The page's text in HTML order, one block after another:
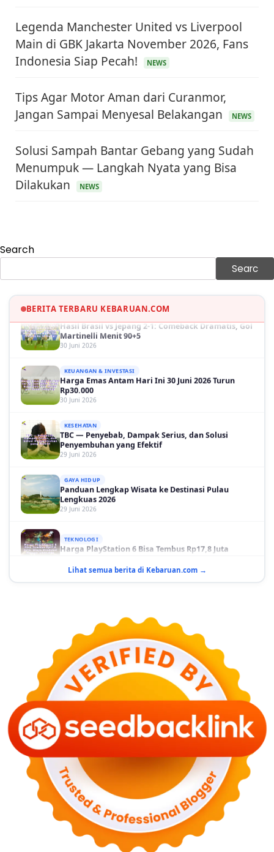
Legenda Manchester United vs Liverpool
Main di GBK Jakarta November 2026, Fans
Indonesia Siap Pecah!
NEWS
Tips Agar Motor Aman dari Curanmor,
Jangan Sampai Menyesal Belakangan
NEWS
Solusi Sampah Bantar Gebang yang Sudah
Menumpuk — Langkah Nyata yang Bisa
Dilakukan
NEWS
Search
Searc
BERITA TERBARU KEBARUAN.COM
GAYA HIDUP
Sinopsis Film Marauders, Misteri Perampokan
OLAH RAGA
Hasil Brasil vs Jepang 2-1: Comeback Dramatis, Gol
Martinelli Menit 90+5
30 Juni 2026
Harga Emas Antam Hari Ini 30 Juni 2026 Turun
Rp30.000
30 Juni 2026
TBC — Penyebab, Dampak Serius, dan Solusi
Penyembuhan yang Efektif
29 Juni 2026
Panduan Lengkap Wisata ke Destinasi Pulau
Lengkuas 2026
29 Juni 2026
Harga PlayStation 6 Bisa Tembus Rp17,8 Juta
29 Juni 2026
KESEHATAN
Bahaya Memakai Softlens untuk Mata yang Jarang
Diketahui
29 Juni 2026
NASIONAL
PLN Kalimantan Lakukan Manajemen Beban
29 Juni 2026
Harga Minyak Dunia Hari Ini Naik, WTI dan Brent
Sama-sama Menguat
30 Juni 2026
GAYA HIDUP
Sinopsis Film Marauders, Misteri Perampokan
Bank dengan Konspirasi Tersembunyi
30 Juni 2026
Lihat semua berita di Kebaruan.com →